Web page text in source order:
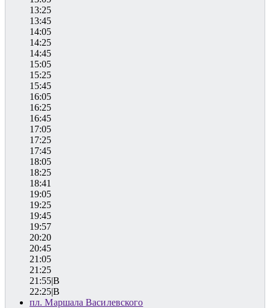
13:25
13:45
14:05
14:25
14:45
15:05
15:25
15:45
16:05
16:25
16:45
17:05
17:25
17:45
18:05
18:25
18:41
19:05
19:25
19:45
19:57
20:20
20:45
21:05
21:25
21:55|B
22:25|B
пл. Маршала Василевского